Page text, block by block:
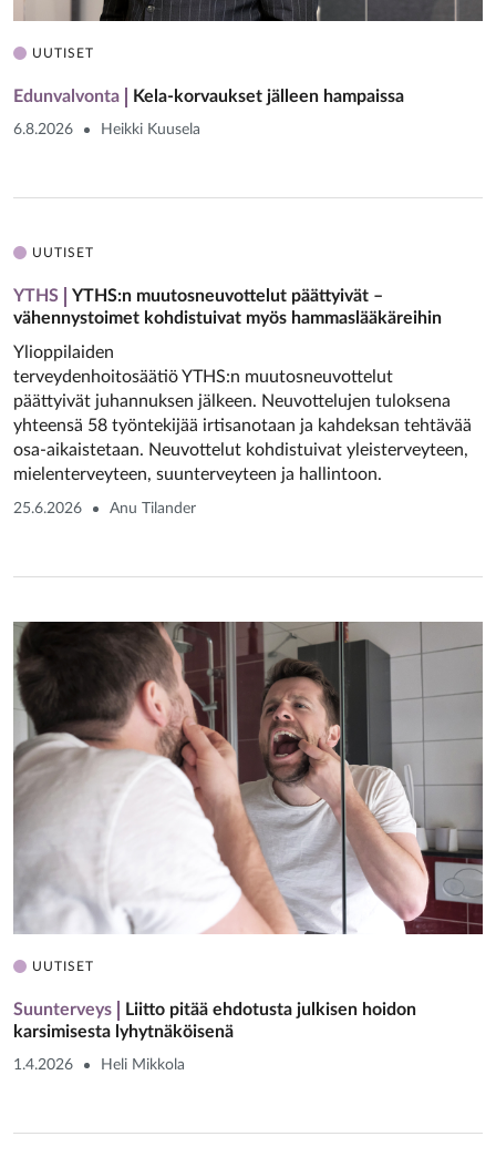
UUTISET
Edunvalvonta Kela-korvaukset jälleen hampaissa
6.8.2026 Heikki Kuusela
UUTISET
YTHS
YTHS:n muutosneuvottelut päättyivät –
vähennystoimet kohdistuivat myös hammaslääkäreihin
Ylioppilaiden
terveydenhoitosäätiö YTHS:n muutosneuvottelut
päättyivät juhannuksen jälkeen. Neuvottelujen tuloksena
yhteensä 58 työntekijää irtisanotaan ja kahdeksan tehtävää
osa-aikaistetaan. Neuvottelut kohdistuivat yleisterveyteen,
mielenterveyteen, suunterveyteen ja hallintoon.
25.6.2026 Anu Tilander
UUTISET
Suunterveys
Liitto pitää ehdotusta julkisen hoidon
karsimisesta lyhytnäköisenä
1.4.2026 Heli Mikkola